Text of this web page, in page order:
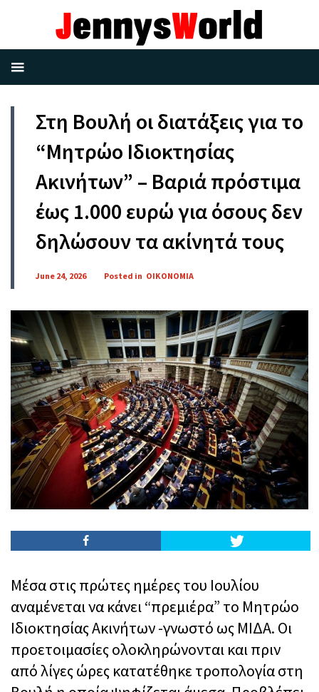
Στη Βουλή οι διατάξεις για το
“Μητρώο Ιδιοκτησίας
Ακινήτων” – Βαριά πρόστιμα
έως 1.000 ευρώ για όσους δεν
δηλώσουν τα ακίνητά τους
June 24, 2026 Posted in ΟΙΚΟΝΟΜΙΑ
Μέσα στις πρώτες ημέρες του Ιουλίου
αναμένεται να κάνει “πρεμιέρα” το Μητρώο
Ιδιοκτησίας Ακινήτων -γνωστό ως ΜΙΔΑ. Οι
προετοιμασίες ολοκληρώνονται και πριν
από λίγες ώρες κατατέθηκε τροπολογία στη